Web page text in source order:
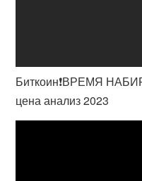
Биткоин❗️ВРЕМЯ
цена анализ 2023